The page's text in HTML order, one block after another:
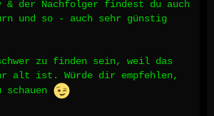
der Nachfolger findest du auch
und so - auch sehr günstig
zu finden sein, weil das
alt ist. Würde dir empfehlen,
schauen